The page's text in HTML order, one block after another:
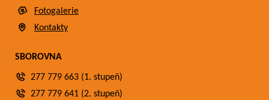
Fotogalerie
Kontakty
SBOROVNA
277 779 663 (1. stupeň)
277 779 641 (2. stupeň)